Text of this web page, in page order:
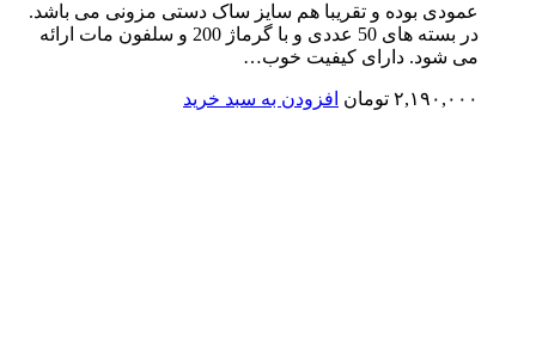
عمودی بوده و تقریبا هم سایز ساک دستی مزونی می باشد.
در بسته های 50 عددی و با گرماژ 200 و سلفون مات ارائه
می شود. دارای کیفیت خوب…
۲,۱۹۰,۰۰۰ تومان افزودن به سبد خرید